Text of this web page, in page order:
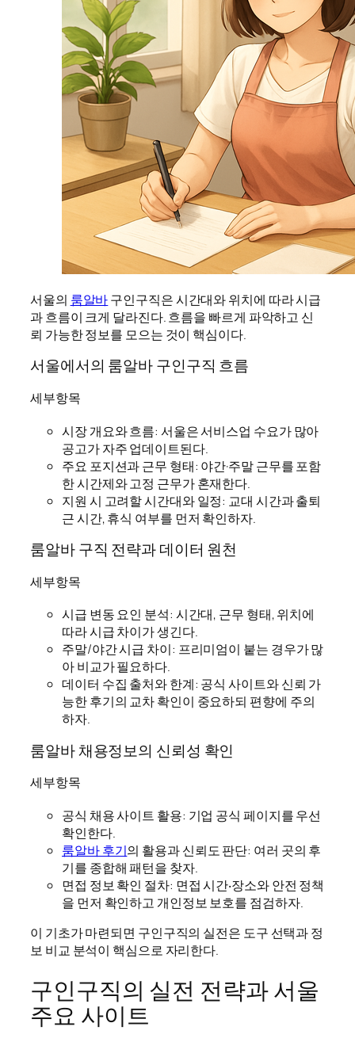
서울의 룸알바구인구직은 시간대와 위치에 따라 시급
과 흐름이 크게 달라진다. 흐름을 빠르게 파악하고 신
뢰 가능한 정보를 모으는 것이 핵심이다.
서울에서의 룸알바 구인구직 흐름
세부항목
시장 개요와 흐름: 서울은 서비스업 수요가 많아
공고가 자주 업데이트된다.
주요 포지션과 근무 형태: 야간·주말 근무를 포함
한 시간제와 고정 근무가 혼재한다.
지원 시 고려할 시간대와 일정: 교대 시간과 출퇴
근 시간, 휴식 여부를 먼저 확인하자.
룸알바 구직 전략과 데이터 원천
세부항목
시급 변동 요인 분석: 시간대, 근무 형태, 위치에
따라 시급 차이가 생긴다.
주말/야간 시급 차이: 프리미엄이 붙는 경우가 많
아 비교가 필요하다.
데이터 수집 출처와 한계: 공식 사이트와 신뢰 가
능한 후기의 교차 확인이 중요하되 편향에 주의
하자.
룸알바 채용정보의 신뢰성 확인
세부항목
공식 채용 사이트 활용: 기업 공식 페이지를 우선
확인한다.
룸알바 후기의 활용과 신뢰도 판단: 여러 곳의 후
기를 종합해 패턴을 찾자.
면접 정보 확인 절차: 면접 시간‧장소와 안전 정책
을 먼저 확인하고 개인정보 보호를 점검하자.
이 기초가 마련되면 구인구직의 실전은 도구 선택과 정
보 비교 분석이 핵심으로 자리한다.
구인구직의 실전 전략과 서울
주요 사이트